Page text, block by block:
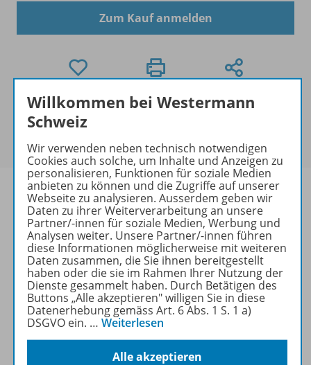
Zum Kauf anmelden
Exklusiver Kundenkreis
Dieses Produkt darf nur von Lehrpersonen und PH-
Studierenden erworben werden.
Produktinformationen
Lizenzbedingungen
Zugehörige Produkte
Willkommen bei Westermann
Schweiz
Wir verwenden neben technisch notwendigen
Cookies auch solche, um Inhalte und Anzeigen zu
personalisieren, Funktionen für soziale Medien
anbieten zu können und die Zugriffe auf unserer
Webseite zu analysieren. Ausserdem geben wir
Daten zu ihrer Weiterverarbeitung an unsere
Partner/-innen für soziale Medien, Werbung und
Analysen weiter. Unsere Partner/-innen führen
diese Informationen möglicherweise mit weiteren
Daten zusammen, die Sie ihnen bereitgestellt
haben oder die sie im Rahmen Ihrer Nutzung der
Dienste gesammelt haben. Durch Betätigen des
Buttons „Alle akzeptieren" willigen Sie in diese
Datenerhebung gemäss Art. 6 Abs. 1 S. 1 a)
DSGVO ein. … Weiterlesen
Alle akzeptieren